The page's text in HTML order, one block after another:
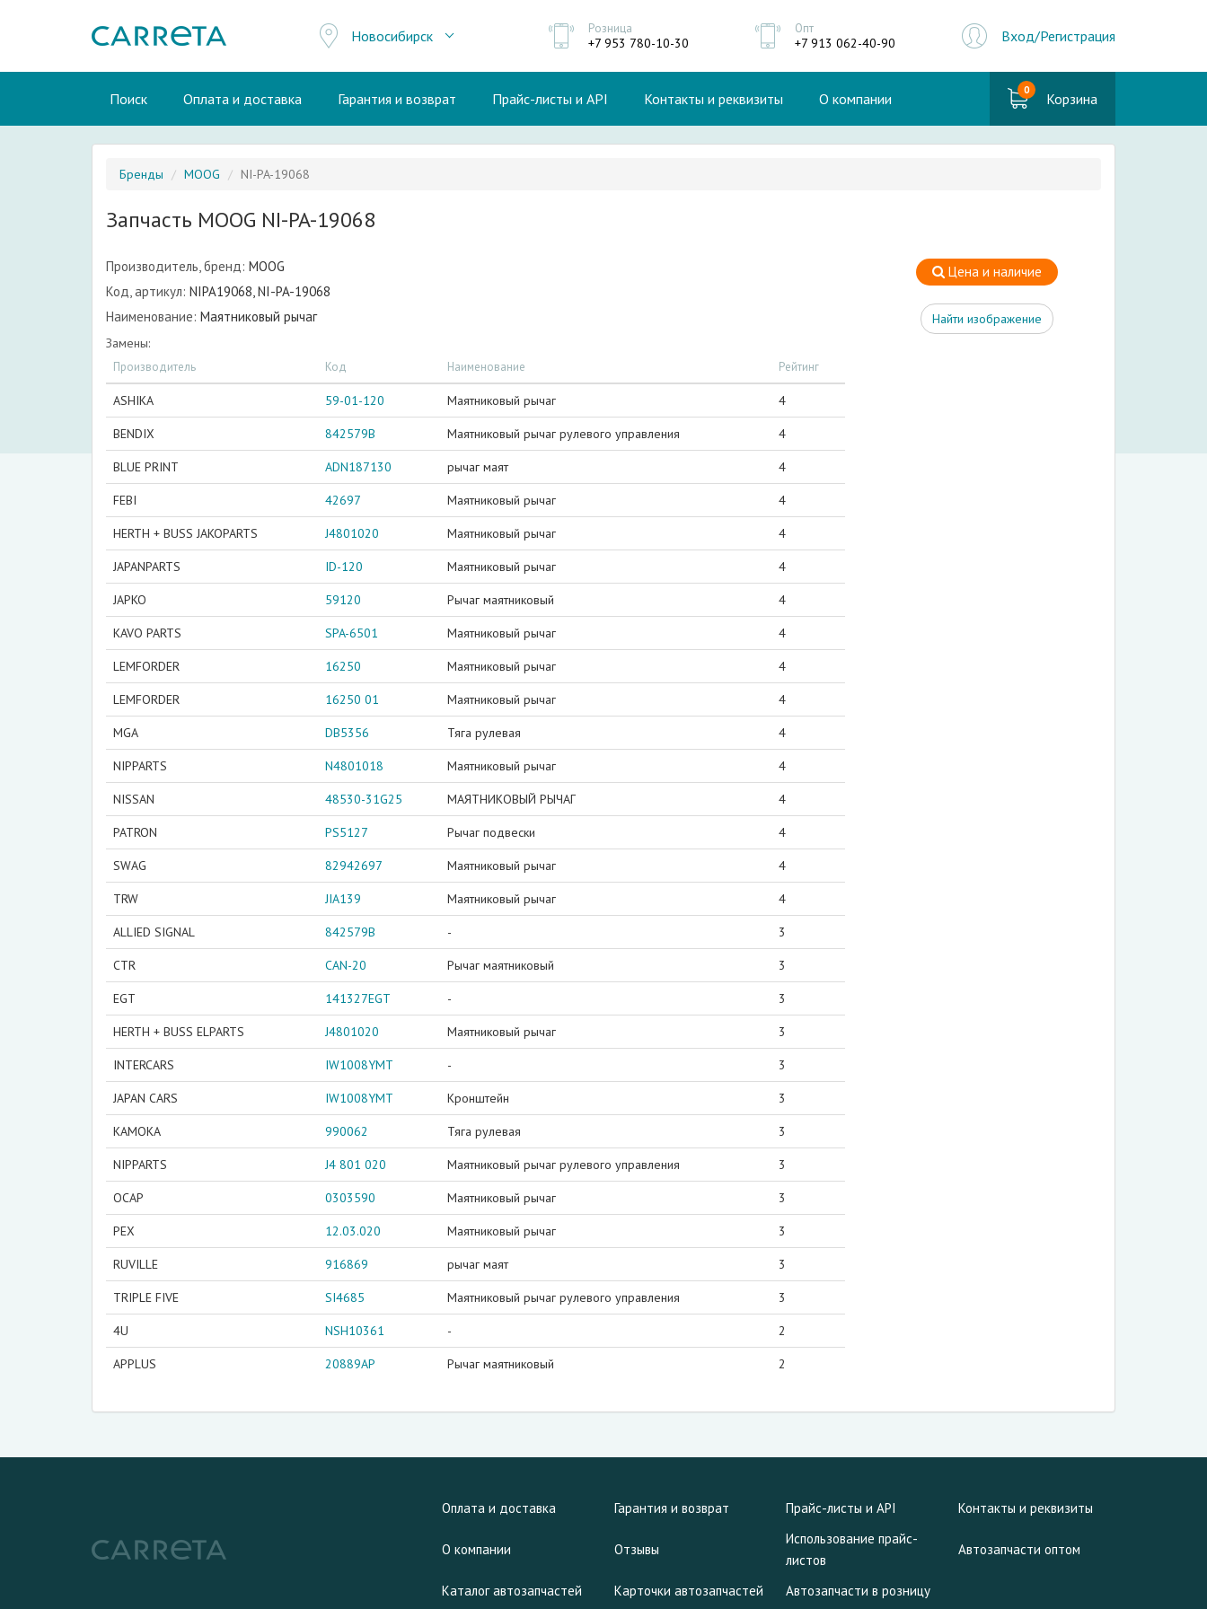
Новосибирск Розница
+7 953 780-10-30
Опт
+7 913 062-40-90 Вход/Регистрация
Поиск Оплата и доставка Гарантия и возврат Прайс-листы и API Контакты и реквизиты О компании 0 Корзина
Бренды MOOG NI-PA-19068
Запчасть MOOG NI-PA-19068
Производитель, бренд: MOOG
Код, артикул: NIPA19068, NI-PA-19068
Наименование: Маятниковый рычаг
Замены:
Производитель Код Наименование Рейтинг
ASHIKA 59-01-120 Маятниковый рычаг 4
BENDIX 842579B Маятниковый рычаг рулевого управления 4
BLUE PRINT ADN187130 рычаг маят 4
FEBI 42697 Маятниковый рычаг 4
HERTH + BUSS JAKOPARTS J4801020 Маятниковый рычаг 4
JAPANPARTS ID-120 Маятниковый рычаг 4
JAPKO 59120 Рычаг маятниковый 4
KAVO PARTS SPA-6501 Маятниковый рычаг 4
LEMFORDER 16250 Маятниковый рычаг 4
LEMFORDER 16250 01 Маятниковый рычаг 4
MGA DB5356 Тяга рулевая 4
NIPPARTS N4801018 Маятниковый рычаг 4
NISSAN 48530-31G25 МАЯТНИКОВЫЙ РЫЧАГ 4
PATRON PS5127 Рычаг подвески 4
SWAG 82942697 Маятниковый рычаг 4
TRW JIA139 Маятниковый рычаг 4
ALLIED SIGNAL 842579B - 3
CTR CAN-20 Рычаг маятниковый 3
EGT 141327EGT - 3
HERTH + BUSS ELPARTS J4801020 Маятниковый рычаг 3
INTERCARS IW1008YMT - 3
JAPAN CARS IW1008YMT Кронштейн 3
KAMOKA 990062 Тяга рулевая 3
NIPPARTS J4 801 020 Маятниковый рычаг рулевого управления 3
OCAP 0303590 Маятниковый рычаг 3
PEX 12.03.020 Маятниковый рычаг 3
RUVILLE 916869 рычаг маят 3
TRIPLE FIVE SI4685 Маятниковый рычаг рулевого управления 3
4U NSH10361 - 2
APPLUS 20889AP Рычаг маятниковый 2
Цена и наличие
Найти изображение
Оплата и доставка Гарантия и возврат Прайс-листы и API Контакты и реквизиты
О компании Отзывы
Использование прайс-
листов
Автозапчасти оптом
Каталог автозапчастей Карточки автозапчастей Автозапчасти в розницу